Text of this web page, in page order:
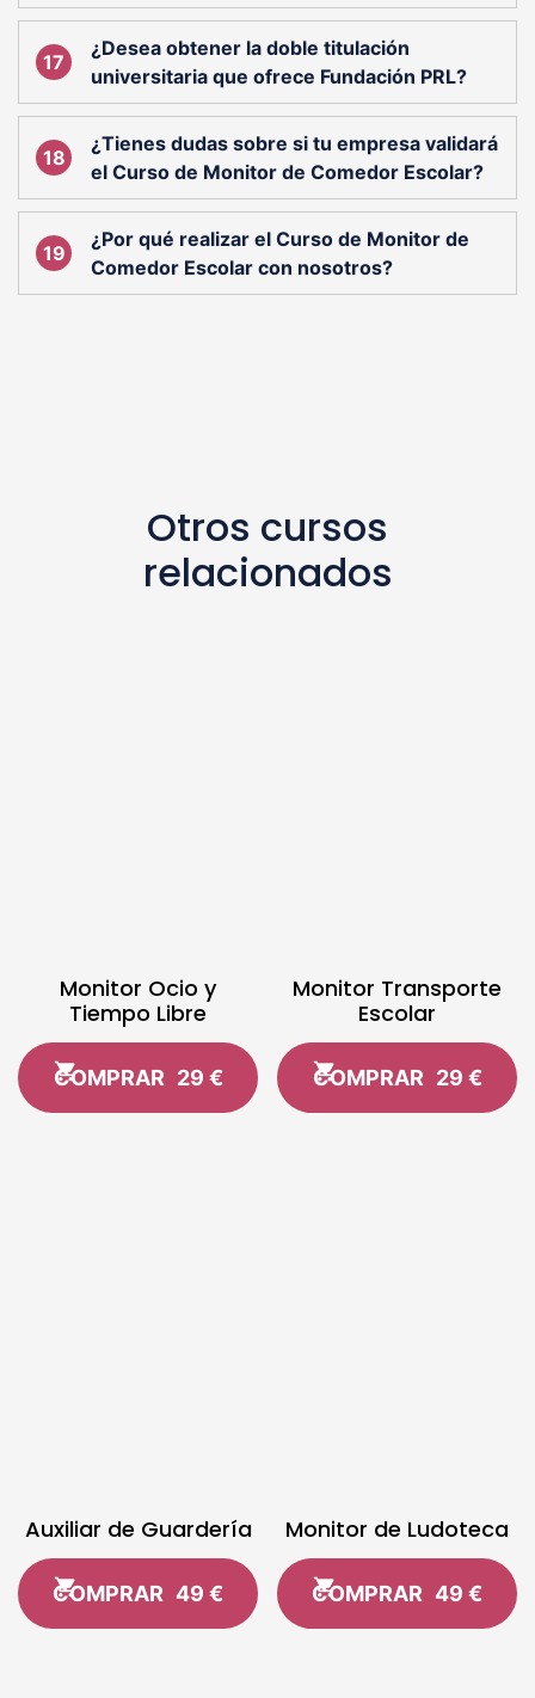
¿Desea obtener la doble titulación
universitaria que ofrece Fundación PRL?
¿Tienes dudas sobre si tu empresa validará
el Curso de Monitor de Comedor Escolar?
¿Por qué realizar el Curso de Monitor de
Comedor Escolar con nosotros?
Otros cursos
relacionados
Monitor Ocio y
Tiempo Libre
COMPRAR 29 €
Monitor Transporte
Escolar
COMPRAR 29 €
Auxiliar de Guardería
COMPRAR 49 €
Monitor de Ludoteca
COMPRAR 49 €